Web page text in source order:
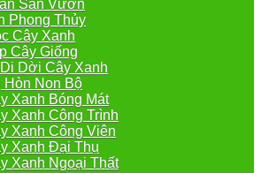
Sân Vườn
Phong Thủy
Cây Xanh
Cây Giống
Dời Cây Xanh
Hòn Non Bộ
Xanh Bóng Mát
Xanh Công Trình
Xanh Công Viên
Xanh Đại Thụ
Xanh Ngoại Thất